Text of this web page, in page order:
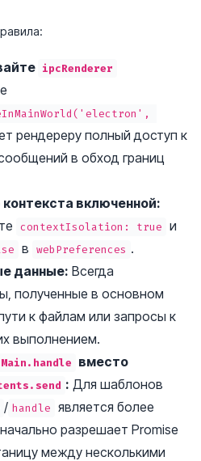
ipcRenderer
рендереру полный доступ к
в обход границ
включенной:
contextIsolation: true и
в webPreferences .
данные: Всегда
полученные в основном
к файлам или запросы к
выполнением.
вместо
: Для шаблонов
/ handle является более
разрешает Promise
между несколькими